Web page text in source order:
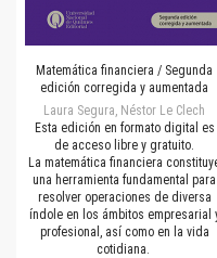
Matemática financiera / Segunda
edición corregida y aumentada
Laura Segura, Néstor Le Clech
Esta edición en formato digital es
de acceso libre y gratuito.
La matemática financiera
una herramienta fundamental para
resolver operaciones de diversa
índole en los ámbitos empresarial
profesional, así como en la vida
cotidiana.